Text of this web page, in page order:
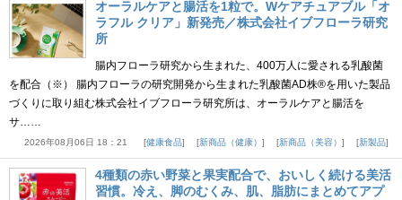
オーラルケアと腸活を1粒で。Wケアチュアブル「オ
ラフル クリア」新発売／株式会社イブフローラ研究
所
腸内フローラ研究から生まれた、400万人に愛される乳酸菌
を配合（※） 腸内フローラの研究開発から生まれた乳酸菌AD株®を用いた製品
づくりに取り組む株式会社イブフローラ研究所は、オーラルケアと腸活を
サ……
2026年08月06日 18：21 健康食品 新商品（健康） 新商品（美容） 新製品
4種類の赤い野菜と果実配合で、おいしく続ける美活
習慣。冷え、脚のむくみ、肌、脂肪にまとめてアプ